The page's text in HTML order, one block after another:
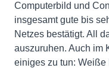
Computerbild und
insgesamt gute bis
Netzes bestätigt. All
auszuruhen. Auch im
einiges zu tun: